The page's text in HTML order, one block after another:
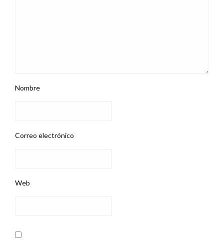
Nombre
Correo electrónico
Web